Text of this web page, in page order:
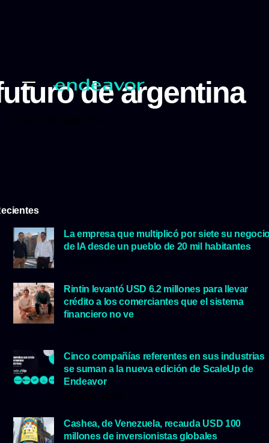
de argentina
La empresa que multiplicó por siete su
de IA desde un pueblo de 20 mil habitantes
Rintin levantó USD 6.2 millones para llevar
crédito a los comerciantes que el sistema
financiero no ve
Cinco compañías referentes en sus industrias
se suman a la nueva edición de ScaleUp de
Endeavor
Cashea, de Venezuela, recauda USD 100
millones de inversionistas globales